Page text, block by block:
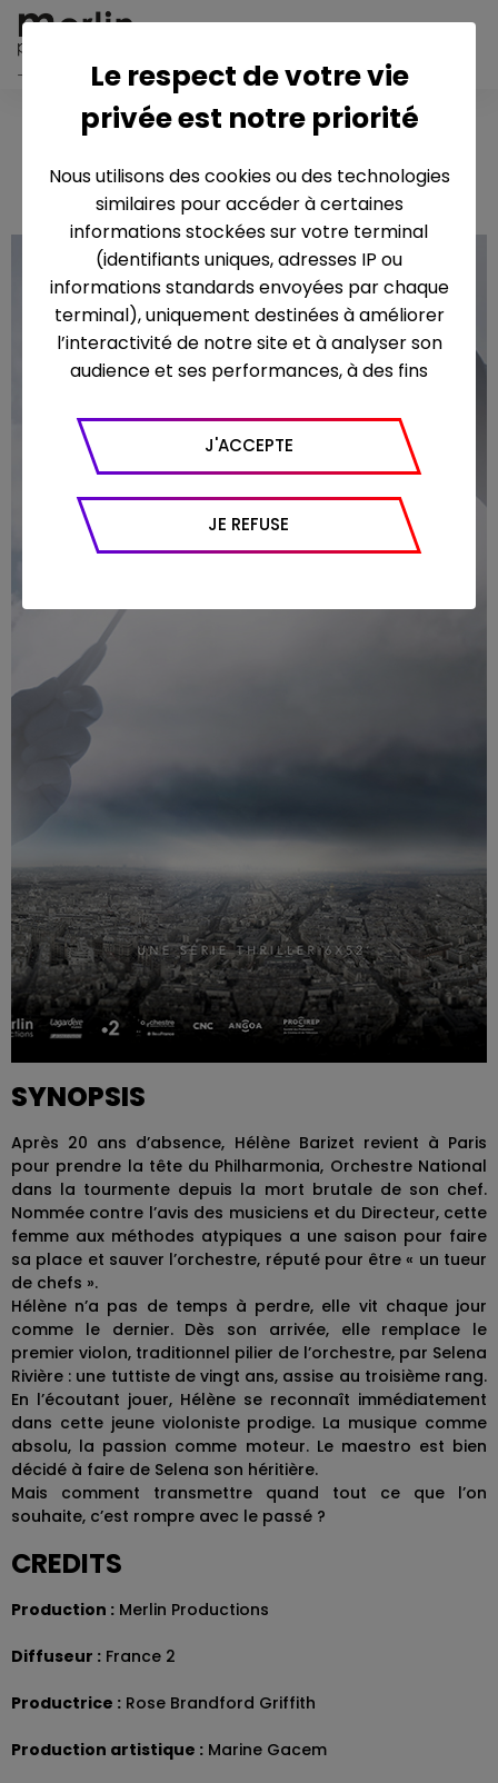
Philhar
monia
SYNOPSIS
Après 20 ans d’absence, Hélène Barizet revient à Paris
pour prendre la tête du Philharmonia, Orchestre National
dans la tourmente depuis la mort brutale de son chef.
Nommée contre l’avis des musiciens et du Directeur, cette
femme aux méthodes atypiques a une saison pour faire
sa place et sauver l’orchestre, réputé pour être « un tueur
de chefs ».
Hélène n’a pas de temps à perdre, elle vit chaque jour
comme le dernier. Dès son arrivée, elle remplace le
premier violon, traditionnel pilier de l’orchestre, par Selena
Rivière : une tuttiste de vingt ans, assise au troisième rang.
En l’écoutant jouer, Hélène se reconnaît immédiatement
dans cette jeune violoniste prodige. La musique comme
absolu, la passion comme moteur. Le maestro est bien
décidé à faire de Selena son héritière.
Mais comment transmettre quand tout ce que l’on
souhaite, c’est rompre avec le passé ?
CREDITS
Production : Merlin Productions
Diffuseur : France 2
Productrice : Rose Brandford Griffith
Production artistique : Marine Gacem
Le respect de votre vie
privée est notre priorité
Nous utilisons des cookies ou des technologies
similaires pour accéder à certaines
informations stockées sur votre terminal
(identifiants uniques, adresses IP ou
informations standards envoyées par chaque
terminal), uniquement destinées à améliorer
l’interactivité de notre site et à analyser son
audience et ses performances, à des fins
Google Analytics pour générer des rapports
sur le trafic (nombre de visites, temps passé
sur le site, nombre de pages vues en moyenne,
appareil et navigateur utilisé, emplacement
géographique), l’origine du trafic et la
J'ACCEPTE
JE REFUSE